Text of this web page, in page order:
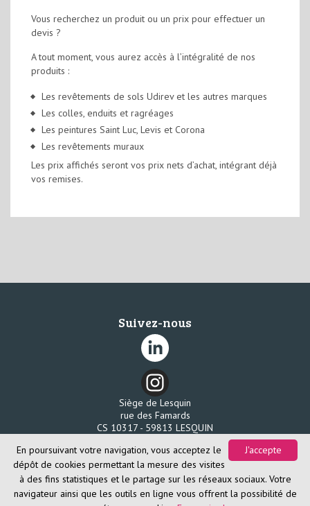
Vous recherchez un produit ou un prix pour effectuer un
devis ?
A tout moment, vous aurez accès à l’intégralité de nos
produits :
Les revêtements de sols Udirev et les autres marques
Les colles, enduits et ragréages
Les peintures Saint Luc, Levis et Corona
Les revêtements muraux
Les prix affichés seront vos prix nets d’achat, intégrant déjà
vos remises.
Suivez-nous
Siège de Lesquin
rue des Famards
CS 10317 - 59813 LESQUIN
Fax. 03 20 96 58 85
J'accepte
En poursuivant votre navigation, vous acceptez le
dépôt de cookies permettant la mesure des visites
à des fins statistiques et le partage sur les réseaux sociaux. Votre
navigateur ainsi que les outils en ligne vous offrent la possibilité de